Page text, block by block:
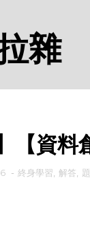
雜
【資
- 終身學習 解答